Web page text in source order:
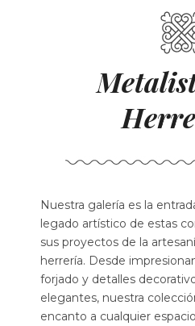
Nuestra galería es la
legado artístico de estas
sus proyectos de la
herrería. Desde
forjado y detalles
elegantes, nuestra
encanto a cualquier